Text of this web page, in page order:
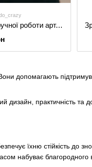
допомагають
практичність та
їхню стійкість до
набуває благородного
Затискач з монетницею ручної роботи арт. 110 бордового кольору з натуральної вінтажної шкіри